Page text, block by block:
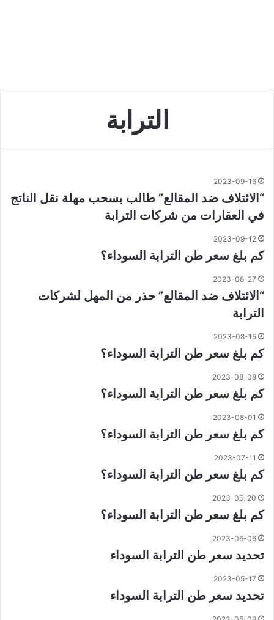
الترابة
2023-09-16
“الائتلاف ضد المقالع” طالب بسحب مهلة نقل الناتج
في العقارات من شركات الترابة
2023-09-12
كم بلغ سعر طن الترابة السوداء؟
2023-08-27
“الائتلاف ضد المقالع” حذر من المهل لشركات
الترابة
2023-08-15
كم بلغ سعر طن الترابة السوداء؟
2023-08-08
كم بلغ سعر طن الترابة السوداء؟
2023-08-01
كم بلغ سعر طن الترابة السوداء؟
2023-07-11
كم بلغ سعر طن الترابة السوداء؟
2023-06-20
كم بلغ سعر طن الترابة السوداء؟
2023-06-06
تحديد سعر طن الترابة السوداء
2023-05-17
تحديد سعر طن الترابة السوداء